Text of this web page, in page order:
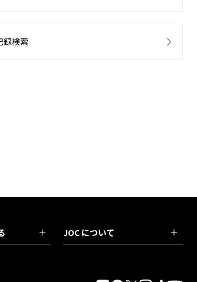
録検索
JOC について